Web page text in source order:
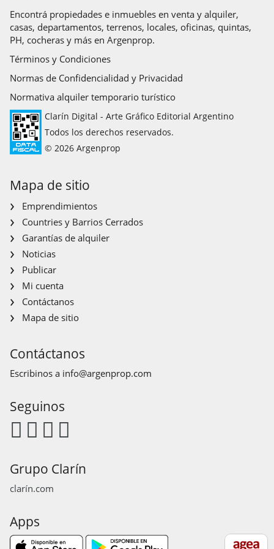
PROPIEDADES, son objeto de intermediación y conclusión por
parte de los martilleros y corredores colegiados,
*"Se deja constancia de que algunas de las imágenes
publicadas en el presente anuncio han sido creadas y/o
editadas mediante herramientas de inteligencia artificial,
siendo las mismas meramente ilustrativas y orientativas, por
lo que no necesariamente reflejan el estado actual,
distribución, mobiliario, dimensiones, terminaciones o
condiciones reales de la unidad ofrecida en venta. El estado
real del inmueble será el que surja de la visita presencial,
documentación correspondiente y constatación directa por
Encontrá propiedades e inmuebles en venta y alquiler,
casas, departamentos, terrenos, locales, oficinas, quintas,
PH, cocheras y más en Argenprop.
Términos y Condiciones
Normas de Confidencialidad y Privacidad
Normativa alquiler temporario turístico
Clarín Digital - Arte Gráfico Editorial Argentino
Todos los derechos reservados.
© 2026 Argenprop
Mapa de sitio
Emprendimientos
Countries y Barrios Cerrados
Garantías de alquiler
Noticias
Publicar
Mi cuenta
Contáctanos
Mapa de sitio
Contáctanos
Escribinos a info@argenprop.com
Seguinos
Grupo Clarín
clarín.com
Apps